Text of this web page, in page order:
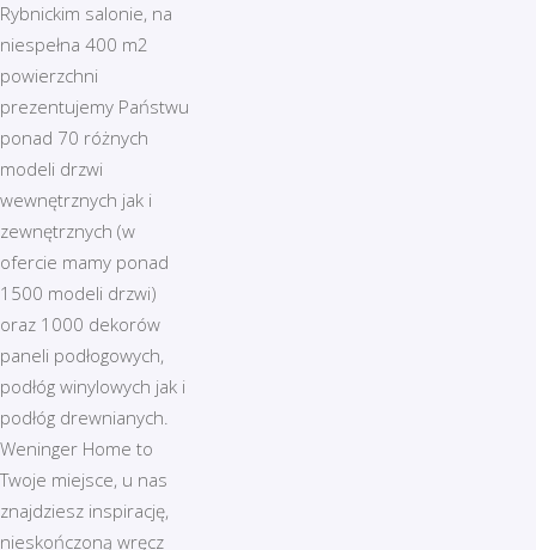
Rybnickim salonie, na
niespełna 400 m2
powierzchni
prezentujemy Państwu
ponad 70 różnych
modeli drzwi
wewnętrznych jak i
zewnętrznych (w
ofercie mamy ponad
1500 modeli drzwi)
oraz 1000 dekorów
paneli podłogowych,
podłóg winylowych jak i
podłóg drewnianych.
Weninger Home to
Twoje miejsce, u nas
znajdziesz inspirację,
nieskończoną wręcz